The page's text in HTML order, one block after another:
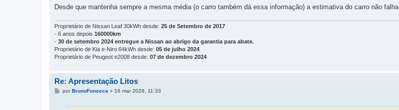
Desde que mantenha sempre a mesma média (o carro também dá essa informação) a estimativa do carro não falha.
Proprietário de Nissan Leaf 30kWh desde: 25 de Setembro de 2017
- 6 anos depois 160000km
- 30 de setembro 2024 entregue a Nissan ao abrigo da garantia para abate.
Proprietário de Kia e-Niro 64kWh desde: 05 de julho 2024
Proprietário de Peugeot e2008 desde: 07 de dezembro 2024
Re: Apresentação Litos
MporBrunoFonseca » 16 mar 2026, 11:33